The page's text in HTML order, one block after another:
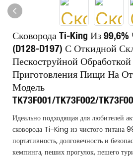
Сковорода Ti-King Из 99,6%
(D128-D197) С Откидной
Пескоструйной
Приготовления Пищи На
Модель
TK73F001/TK73F002/
Идеально подходящая для любителей
сковорода Ti-King из чистого титана
портативность, долговечность и
кемпинга, пеших прогулок, пешего